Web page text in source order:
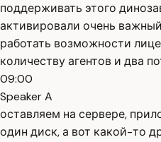
поддерживать этого
активировали очень
работать возможности
количеству агентов и два
09:00
Speaker A
оставляем на сервере,
один диск, а вот какой-то